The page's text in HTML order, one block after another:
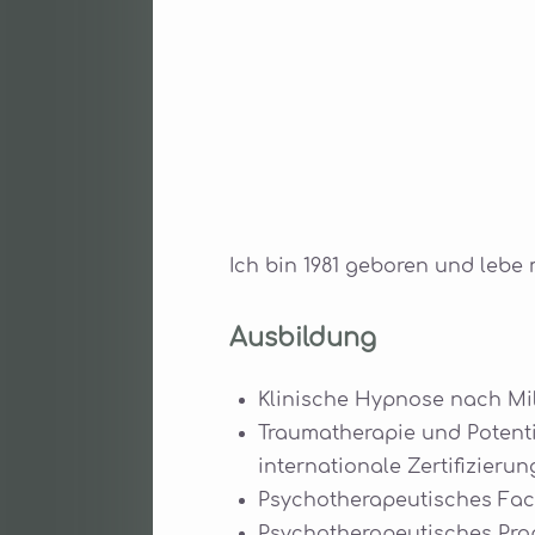
Ich bin 1981 geboren und
Ausbildung
Klinische Hypnose nach
Traumatherapie und
internationale
Psychotherapeutisches